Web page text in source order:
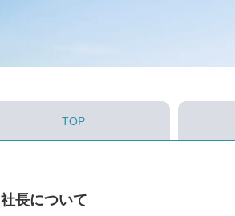
TOP
社長について